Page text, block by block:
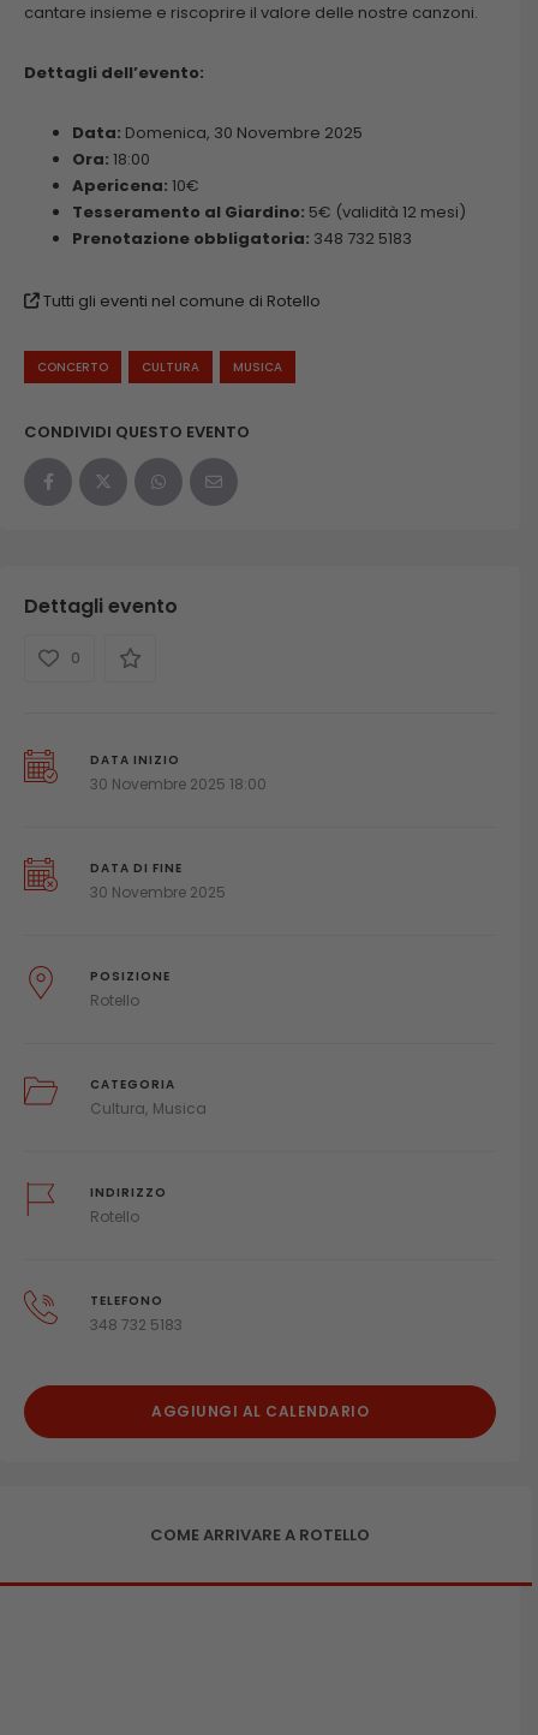
cantare insieme e riscoprire il valore delle nostre canzoni.
Dettagli dell’evento:
Data: Domenica, 30 Novembre 2025
Ora: 18:00
Apericena: 10€
Tesseramento al Giardino: 5€ (validità 12 mesi)
Prenotazione obbligatoria: 348 732 5183
Tutti gli eventi nel comune di Rotello
CONCERTO CULTURA MUSICA
CONDIVIDI QUESTO EVENTO
Dettagli evento
0
DATA INIZIO
30 Novembre 2025 18:00
DATA DI FINE
30 Novembre 2025
POSIZIONE
Rotello
CATEGORIA
Cultura Musica
INDIRIZZO
Rotello
TELEFONO
348 732 5183
AGGIUNGI AL CALENDARIO
COME ARRIVARE A ROTELLO